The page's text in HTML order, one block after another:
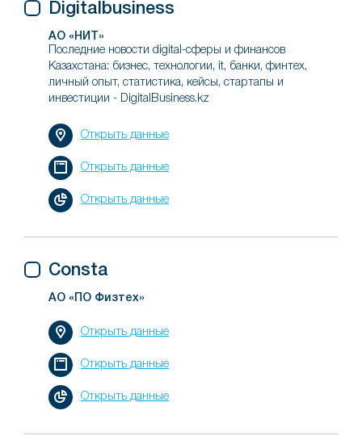
Digitalbusiness
АО «НИТ»
Последние новости digital-сферы и финансов
Казахстана: бизнес, технологии, it, банки, финтех,
личный опыт, статистика, кейсы, стартапы и
инвестиции - DigitalBusiness.kz
Открыть данные
Открыть данные
Открыть данные
Consta
АО «ПО Физтех»
Открыть данные
Открыть данные
Открыть данные